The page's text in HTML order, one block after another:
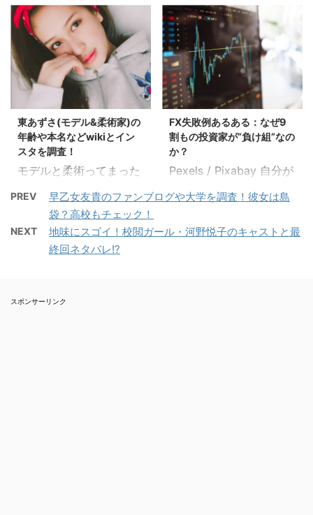
歴の持ち主の方でした!!
そんな高倉新監督の昔、
若い頃、学生時代の事な
どを調べてみました!! ス
ポンサードリンク 高倉麻
子さんのプロフィール 高
倉 麻子（たかくら あさ
こ） 出典：bambo ...
ん。 美人だけだはなく、
現役医大生という、天は
二物を与えず、ではな
く、与えられた選ばれし
存在、という、何とも羨
ましいお方…。 テレビ番
組「ものまねグランプリ
2016」に佐々木希のそっ
くりさんという事で出 ...
画.com ベルリン映画祭
では銀熊賞を受賞するな
ど、世界的に認められて
いる女優である黒木華さ
ん。 その黒木さんが春の
新ドラマ「重版出来！」
で主演を務める事になり
ました。 スポンサードリ
ンク マンガが原作のこの
ドラマ。 清楚なイメージ
の黒木さんが週刊コミッ
クの編集者という役どこ
ろをどのように演じるの
か楽しみです。 そんな黒
木さん、過去を調べてみ
華のプロフィール 黒木華
ず"表現"するというセン
セーショナルな内容で話
題騒然と2016年8月の舞
台。 全公演、即日完売。
阿鼻叫喚、悲鳴の渦が巻
き起こった。 主演は松坂
桃李、演出は三浦大輔。
原作は石田衣良の恋愛小
説（2001年）。 名門大
学に通いながら、退屈な
日々を悶々と過ごす主人
公リョウ。 そんな中、バ
しい女性、御堂静香。
東あずさ(モデル&柔術家)の
年齢や本名などwikiとイン
スタを調査！
モデルと柔術ってまった
が、 東あずささんはモデ
ルでありながら柔道初
段！という、 珍しいプロ
フィールの持ち主です
いましたので、 今回は、
FX失敗例あるある：なぜ9
割もの投資家が”負け組”なの
か？
Pexels / Pixabay 自分が
り、、、 自分が売れば価
していたら本当によくあ
PREV
早乙女友貴のファンブログや大学を調査！彼女は島
袋？高校もチェック！
NEXT
地味にスゴイ！校閲ガール・河野悦子のキャストと最
終回ネタバレ!?
スポンサーリンク